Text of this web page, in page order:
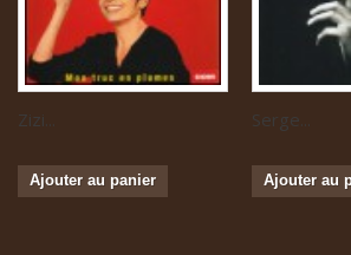
Zizi...
Ajouter au panier
Serge...
Ajouter au